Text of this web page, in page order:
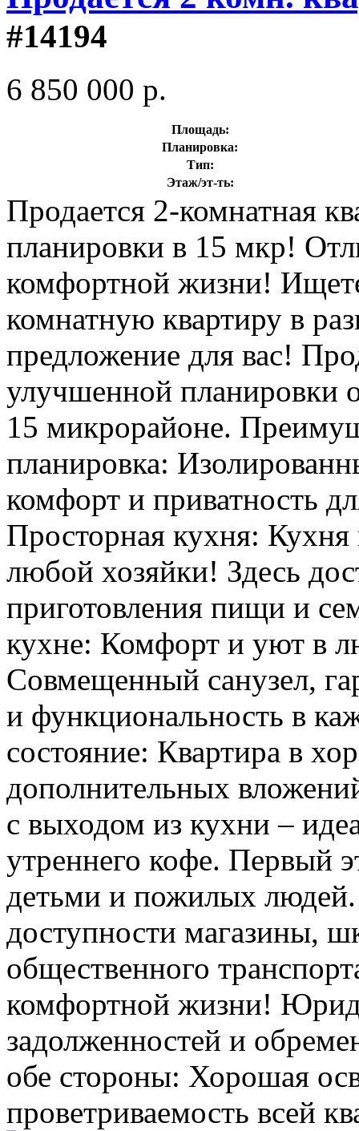
#14194
6 850 000 р.
Площадь:
Планировка:
Тип:
Этаж/эт-ть:
Продается 2-комнатная
планировки в 15 мкр!
комфортной жизни!
комнатную квартиру в
предложение для вас!
улучшенной
15 микрорайоне.
планировка:
комфорт и приватность
Просторная кухня:
любой хозяйки! Здесь
приготовления пищи и
кухне: Комфорт и уют в
Совмещенный санузел,
и функциональность в
состояние: Квартира в
дополнительных
с выходом из кухни –
утреннего кофе. Первый
детьми и пожилых
доступности магазины,
общественного
комфортной жизни!
задолженностей и
обе стороны: Хорошая
проветриваемость всей